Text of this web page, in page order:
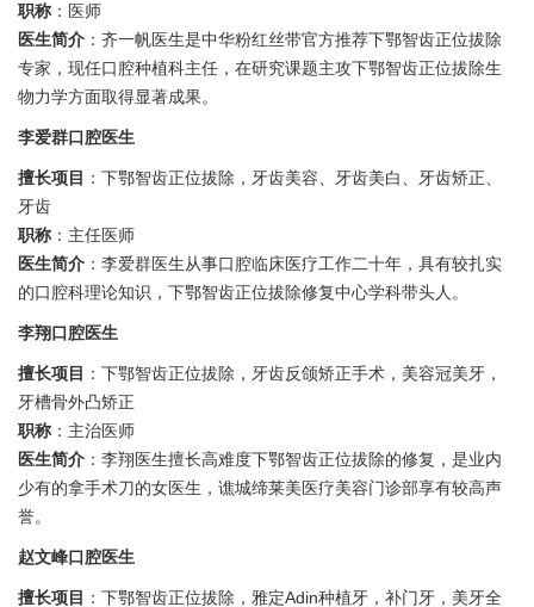
职称 ：医师
医生简介 ：齐一帆医生是中华粉红丝带官方推荐下鄂智齿正位拔除
专家，现任口腔种植科主任，在研究课题主攻下鄂智齿正位拔除生
物力学方面取得显著成果。
李爱群口腔医生
擅长项目 ：下鄂智齿正位拔除，牙齿美容、牙齿美白、牙齿矫正、
牙齿
职称 ：主任医师
医生简介 ：李爱群医生从事口腔临床医疗工作二十年，具有较扎实
的口腔科理论知识，下鄂智齿正位拔除修复中心学科带头人。
李翔口腔医生
擅长项目 ：下鄂智齿正位拔除，牙齿反颌矫正手术，美容冠美牙，
牙槽骨外凸矫正
职称 ：主治医师
医生简介 ：李翔医生擅长高难度下鄂智齿正位拔除的修复，是业内
少有的拿手术刀的女医生，谯城缔莱美医疗美容门诊部享有较高声
誉。
赵文峰口腔医生
擅长项目 ：下鄂智齿正位拔除，雅定Adin种植牙，补门牙，美牙全